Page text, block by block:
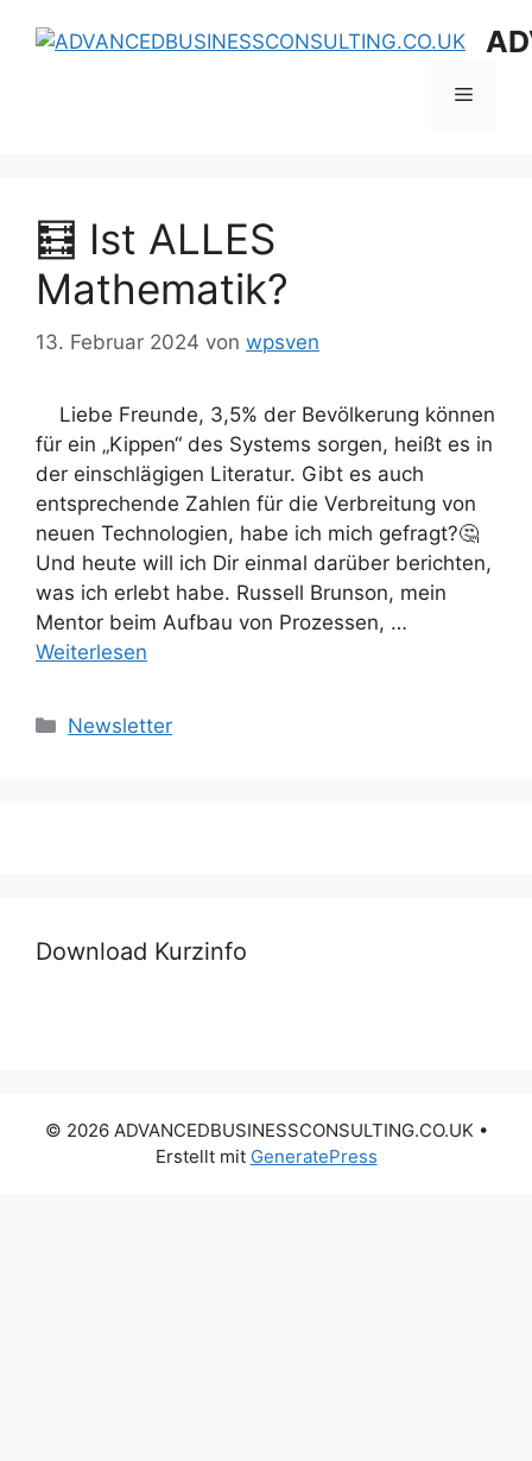
Inhalt
Menü
🧮 Ist ALLES
Mathematik?
13. Februar 2024 von wpsven
Liebe Freunde, 3,5% der Bevölkerung können
für ein „Kippen“ des Systems sorgen, heißt es in
der einschlägigen Literatur. Gibt es auch
entsprechende Zahlen für die Verbreitung von
neuen Technologien, habe ich mich gefragt?🤔
Und heute will ich Dir einmal darüber berichten,
was ich erlebt habe. Russell Brunson, mein
Mentor beim Aufbau von Prozessen, …
Weiterlesen
Kategorien
Newsletter
Download Kurzinfo
© 2026 ADVANCEDBUSINESSCONSULTING.CO.UK •
Erstellt mit GeneratePress